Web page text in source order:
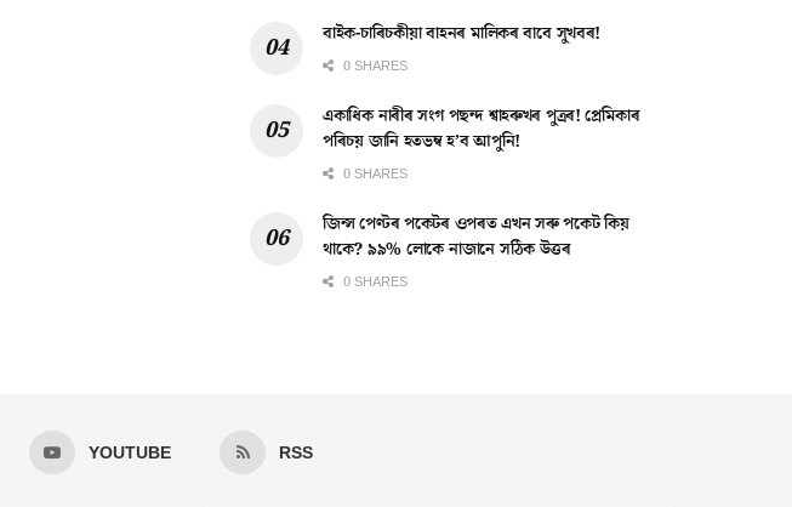
বাইক-চাৰিচকীয়া বাহনৰ মালিকৰ বাবে সুখবৰ!
0 SHARES
একাধিক নাৰীৰ সংগ পছন্দ শ্বাহৰুখৰ পুত্ৰৰ! প্ৰেমিকাৰ
পৰিচয় জানি হতভম্ব হ’ব আপুনি!
0 SHARES
জিন্স পেণ্টৰ পকেটৰ ওপৰত এখন সৰু পকেট কিয়
থাকে? ৯৯% লোকে নাজানে সঠিক উত্তৰ
0 SHARES
YOUTUBE RSS